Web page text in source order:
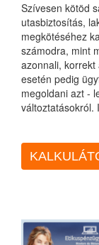
Szívesen kötöd
utasbiztosítás,
megkötéséhez
számodra, mint
azonnali,
esetén pedig
megoldani azt -
változtatásokról.